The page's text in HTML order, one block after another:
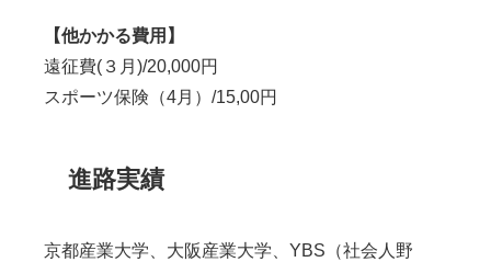
【他かかる費用】
遠征費( ３月 )/20,000円
スポーツ保険（4月）/15,00円
進路実績
京都産業大学、大阪産業大学、YBS（社会人野